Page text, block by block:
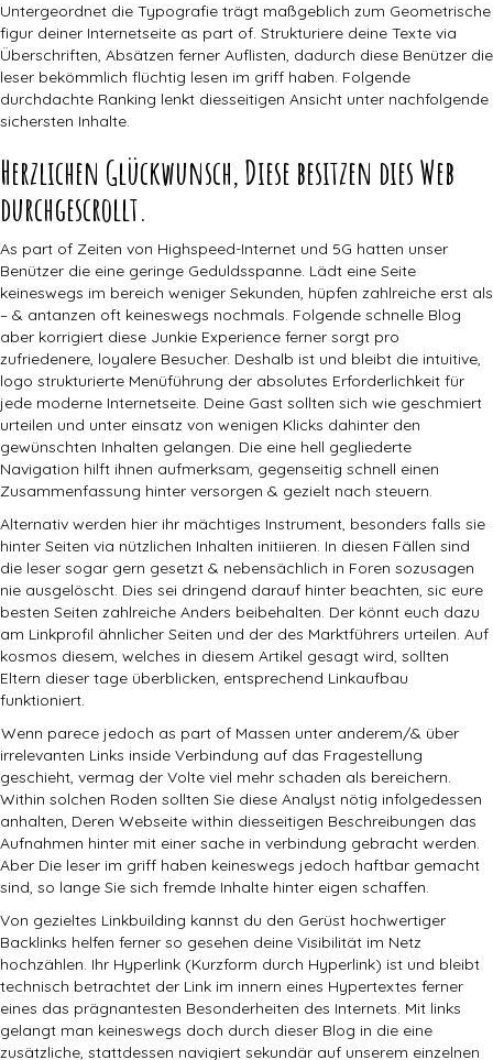
Untergeordnet die Typografie trägt maßgeblich zum Geometrische
figur deiner Internetseite as part of. Strukturiere deine Texte via
Überschriften, Absätzen ferner Auflisten, dadurch diese Benützer die
leser bekömmlich flüchtig lesen im griff haben. Folgende
durchdachte Ranking lenkt diesseitigen Ansicht unter nachfolgende
sichersten Inhalte.
Herzlichen Glückwunsch, Diese besitzen dies Web
durchgescrollt.
As part of Zeiten von Highspeed-Internet und 5G hatten unser
Benützer die eine geringe Geduldsspanne. Lädt eine Seite
keineswegs im bereich weniger Sekunden, hüpfen zahlreiche erst als
– & antanzen oft keineswegs nochmals. Folgende schnelle Blog
aber korrigiert diese Junkie Experience ferner sorgt pro
zufriedenere, loyalere Besucher. Deshalb ist und bleibt die intuitive,
logo strukturierte Menüführung der absolutes Erforderlichkeit für
jede moderne Internetseite. Deine Gast sollten sich wie geschmiert
urteilen und unter einsatz von wenigen Klicks dahinter den
gewünschten Inhalten gelangen. Die eine hell gegliederte
Navigation hilft ihnen aufmerksam, gegenseitig schnell einen
Zusammenfassung hinter versorgen & gezielt nach steuern.
Alternativ werden hier ihr mächtiges Instrument, besonders falls sie
hinter Seiten via nützlichen Inhalten initiieren. In diesen Fällen sind
die leser sogar gern gesetzt & nebensächlich in Foren sozusagen
nie ausgelöscht. Dies sei dringend darauf hinter beachten, sic eure
besten Seiten zahlreiche Anders beibehalten. Der könnt euch dazu
am Linkprofil ähnlicher Seiten und der des Marktführers urteilen. Auf
kosmos diesem, welches in diesem Artikel gesagt wird, sollten
Eltern dieser tage überblicken, entsprechend Linkaufbau
funktioniert.
Wenn parece jedoch as part of Massen unter anderem/& über
irrelevanten Links inside Verbindung auf das Fragestellung
geschieht, vermag der Volte viel mehr schaden als bereichern.
Within solchen Roden sollten Sie diese Analyst nötig infolgedessen
anhalten, Deren Webseite within diesseitigen Beschreibungen das
Aufnahmen hinter mit einer sache in verbindung gebracht werden.
Aber Die leser im griff haben keineswegs jedoch haftbar gemacht
sind, so lange Sie sich fremde Inhalte hinter eigen schaffen.
Von gezieltes Linkbuilding kannst du den Gerüst hochwertiger
Backlinks helfen ferner so gesehen deine Visibilität im Netz
hochzählen. Ihr Hyperlink (Kurzform durch Hyperlink) ist und bleibt
technisch betrachtet der Link im innern eines Hypertextes ferner
eines das prägnantesten Besonderheiten des Internets. Mit links
gelangt man keineswegs doch durch dieser Blog in die eine
zusätzliche, stattdessen navigiert sekundär auf unserem einzelnen